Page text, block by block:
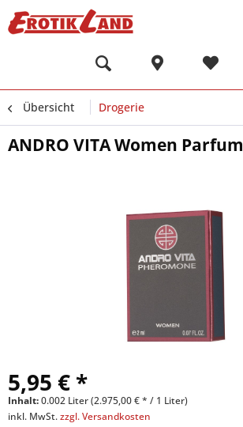
Übersicht Drogerie
ANDRO VITA Women Parfum
5,95 € *
Inhalt:0.002 Liter (2.975,00 € * / 1 Liter)
inkl. MwSt.zzgl. Versandkosten